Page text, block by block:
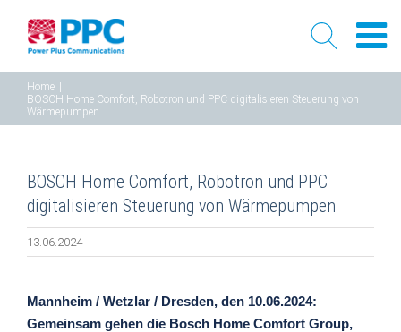
content
Home
BOSCH Home Comfort, Robotron und PPC digitalisieren Steuerung von
Wärmepumpen
BOSCH Home Comfort, Robotron und PPC
digitalisieren Steuerung von Wärmepumpen
13.06.2024
Mannheim / Wetzlar / Dresden, den 10.06.2024:
Gemeinsam gehen die Bosch Home Comfort Group,